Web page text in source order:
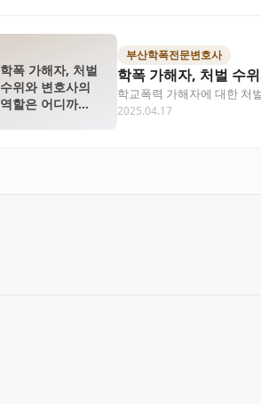
학폭 가해자, 처벌
수위와 변호사의
역할은 어디까지
부산학폭전문변호사
학폭 가해자, 처벌 수
학교폭력 가해자에 대한 처
서는 학폭 가해자에게 내려…
2025.04.17